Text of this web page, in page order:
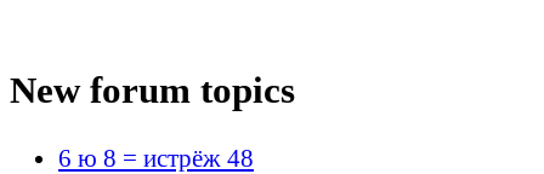
New forum topics
6 ю 8 = истрёж 48